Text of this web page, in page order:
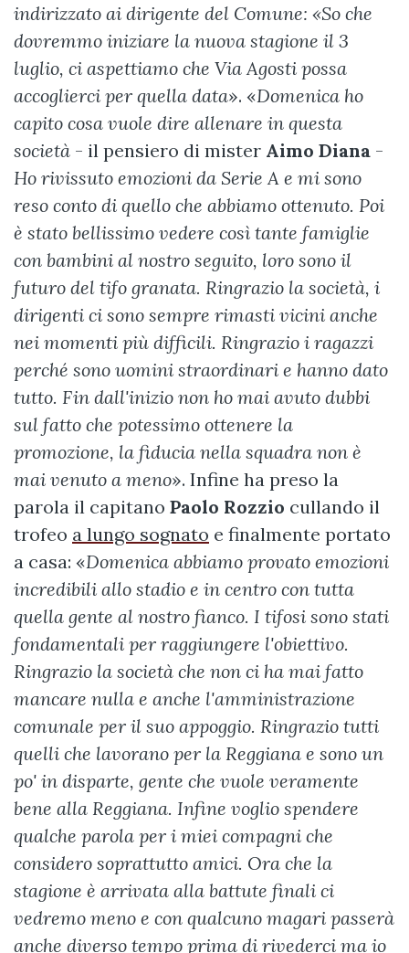
indirizzato ai dirigente del Comune: «So che
dovremmo iniziare la nuova stagione il 3
luglio, ci aspettiamo che Via Agosti possa
accoglierci per quella data». «Domenica ho
capito cosa vuole dire allenare in questa
società - il pensiero di mister Aimo Diana -
Ho rivissuto emozioni da Serie A e mi sono
reso conto di quello che abbiamo ottenuto. Poi
è stato bellissimo vedere così tante famiglie
con bambini al nostro seguito, loro sono il
futuro del tifo granata. Ringrazio la società, i
dirigenti ci sono sempre rimasti vicini anche
nei momenti più difficili. Ringrazio i ragazzi
perché sono uomini straordinari e hanno dato
tutto. Fin dall'inizio non ho mai avuto dubbi
sul fatto che potessimo ottenere la
promozione, la fiducia nella squadra non è
mai venuto a meno». Infine ha preso la
parola il capitano Paolo Rozzio cullando il
trofeo a lungo sognato e finalmente portato
a casa: «Domenica abbiamo provato emozioni
incredibili allo stadio e in centro con tutta
quella gente al nostro fianco. I tifosi sono stati
fondamentali per raggiungere l'obiettivo.
Ringrazio la società che non ci ha mai fatto
mancare nulla e anche l'amministrazione
comunale per il suo appoggio. Ringrazio tutti
quelli che lavorano per la Reggiana e sono un
po' in disparte, gente che vuole veramente
bene alla Reggiana. Infine voglio spendere
qualche parola per i miei compagni che
considero soprattutto amici. Ora che la
stagione è arrivata alla battute finali ci
vedremo meno e con qualcuno magari passerà
anche diverso tempo prima di rivederci ma io